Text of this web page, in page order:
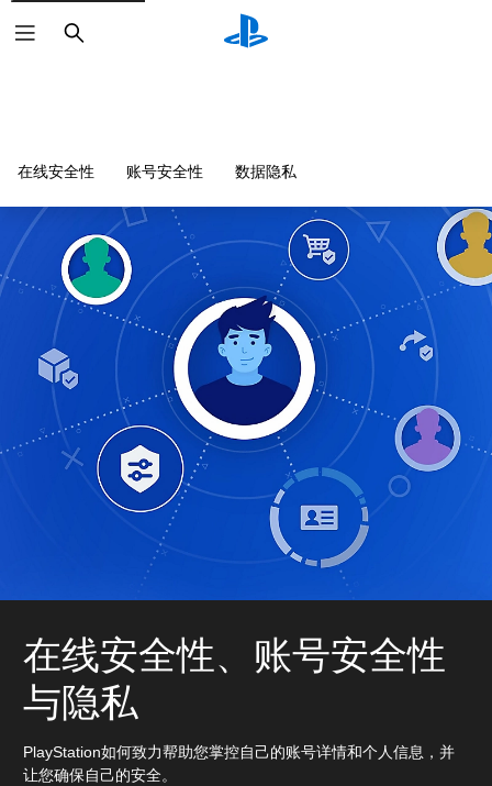
搜
索
在线安全性 账号安全性 数据隐私
在线安全性、账号安全性
与隐私
PlayStation如何致力帮助您掌控自己的账号详情和个人信息，并
让您确保自己的安全。